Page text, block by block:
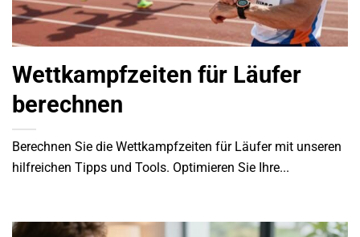
Wettkampfzeiten für Läufer
berechnen
Berechnen Sie die Wettkampfzeiten für Läufer mit unseren
hilfreichen Tipps und Tools. Optimieren Sie Ihre...